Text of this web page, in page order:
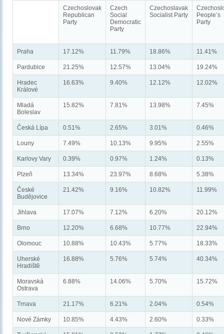
Czechoslovak
Republican
Party
Czech
Social
Democratic
Party
Czechoslavak
Socialist Party
People’s
Party
Praha 17.12% 11.79% 18.86% 11.41%
Pardubice 21.25% 12.57% 13.04% 19.24%
Hradec
Králové
16.63% 9.40% 12.12% 12.02%
Mladá
Boleslav
15.82% 7.81% 13.98% 7.45%
Česká Lípa 0.51% 2.65% 3.01% 0.46%
Louny 7.49% 10.13% 9.95% 2.55%
Karlovy Vary 0.39% 0.97% 1.24% 0.13%
Plzeň 13.34% 23.97% 8.68% 5.38%
České
Budějovice
21.42% 9.16% 10.82% 11.99%
Jihlava 17.07% 7.12% 6.20% 20.12%
Brno 12.20% 6.68% 10.77% 22.94%
Olomouc 10.88% 10.43% 5.77% 18.33%
Uherské
Hradiště
16.88% 5.76% 5.74% 40.34%
Moravská
Ostrava
6.88% 14.06% 5.70% 15.72%
Trnava 21.17% 6.21% 2.04% 0.54%
Nové Zámky 10.85% 4.43% 2.60% 0.33%